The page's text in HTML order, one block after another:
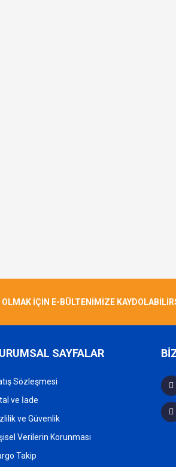
İÇİN E-BÜLTENİMİZE
SAYFALAR
Sözleşmesi
ve İade
ve Güvenlik
Verilerin Korunması
Takip